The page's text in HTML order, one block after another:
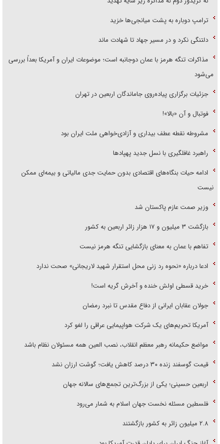
ترامپ دوباره به پشت میانجی‌ها خزید
دلتنگی نکرد و در مسیر جهاد تا شهادت ماند
مذاکرات تنگه هرمز با عمان دوجانبه است؛ موضوعات ایران و آمریکا بعداً بررسی
می‌شود
جزئیات برگزاری پیاده‌روی جاماندگان اربعین در تهران
فوتبال و آن «بالا»!
مشروطه نقطه عطف بیداری و آزادی‌خواهی ملت ایران بود
راهبرد غافلگیری با نسل جدید پهپاد‌ها
ادامه حیات بنگاه‌های اقتصادی بدون حمایت جدی مالیاتی و بیمه‌ای ممکن
نیست
وزیر صمت عازم پاکستان شد
بازگشت ۳ میلیون و ۱۷ هزار زائر اربعین به کشور
تفاهم با عمان به معنای بازگشایی تنگه هرمز نیست
ادعا درباره «نحوه رد زنی محل استقرار شهید لاریجانی» صحت ندارد
خرید قسطی اولش خنده و آخرش گریه است!
جولان عقابان ایرانی از دفاع مقدس تا نبرد رمضان
آمریکا تحریم‌های یک شرکت هواپیمایی عراقی را لغو کرد
مواضع حکیمانه رهبر معظم انقلاب، نصب العین همه مسئولان نظام باشد
قیمت گوسفند زنده ۳۰ درصد کاهش یافت؛ گوشت ارزان نشد
اربعین حسینی؛ یکی از بزرگ‌ترین تجمع‌های سالانه جهان
فلسطین مسئله نخست جهان اسلام به شمار می‌رود
۲.۸ میلیون زائر به کشور بازگشتند